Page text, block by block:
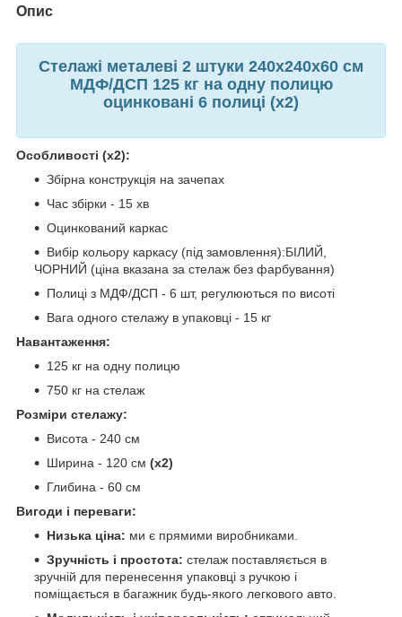
Опис
Стелажі металеві 2 штуки 240х240х60 см
МДФ/ДСП 125 кг на одну полицю
оцинковані 6 полиці (х2)
Особливості (х2):
Збірна конструкція на зачепах
Час збірки - 15 хв
Оцинкований каркас
Вибір кольору каркасу (під замовлення):БІЛИЙ,
ЧОРНИЙ (ціна вказана за стелаж без фарбування)
Полиці з МДФ/ДСП - 6 шт, регулюються по висоті
Вага одного стелажу в упаковці - 15 кг
Навантаження:
125 кг на одну полицю
750 кг на стелаж
Розміри стелажу:
Висота - 240 см
Ширина - 120 см (х2)
Глибина - 60 см
Вигоди і переваги:
Низька ціна: ми є прямими виробниками.
Зручність і простота: стелаж поставляється в
зручній для перенесення упаковці з ручкою і
поміщається в багажник будь-якого легкового авто.